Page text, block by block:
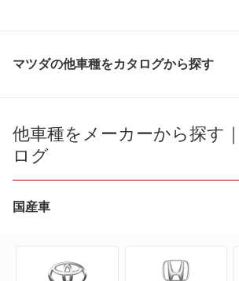
マツダの他車種をカタログから探す
AZ-3
AZ-オフロード
AZ-ワゴン
他車種をメーカーから探す
ログ
国産車